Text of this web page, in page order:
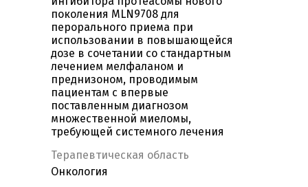
поколения MLN9708 для
перорального приема при
использовании в повышающейся
дозе в сочетании со стандартным
лечением мелфаланом и
преднизоном, проводимым
пациентам с впервые
поставленным диагнозом
множественной миеломы,
требующей системного лечения
Терапевтическая область
Онкология